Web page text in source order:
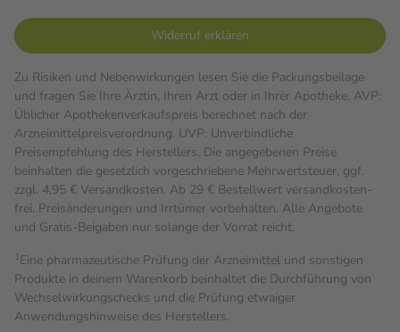
Widerruf erklären
Zu Risiken und Nebenwirkungen lesen Sie die Packungsbeilage
und fragen Sie Ihre Ärztin, Ihren Arzt oder in Ihrer Apotheke. AVP:
Üblicher Apothekenverkaufspreis berechnet nach der
Arzneimittelpreisverordnung. UVP: Unverbindliche
Preisempfehlung des Herstellers. Die angegebenen Preise
beinhalten die gesetzlich vorgeschriebene Mehrwertsteuer, ggf.
zzgl. 4,95 € Versandkosten. Ab 29 € Bestell­wert versand­kosten­
frei. Preisänderungen und Irrtümer vorbehalten. Alle Angebote
und Gratis-Beigaben nur solange der Vorrat reicht.
1Eine pharmazeutische Prüfung der Arzneimittel und sonstigen
Produkte in deinem Warenkorb beinhaltet die Durchführung von
Wechselwirkungschecks und die Prüfung etwaiger
Anwendungshinweise des Herstellers.